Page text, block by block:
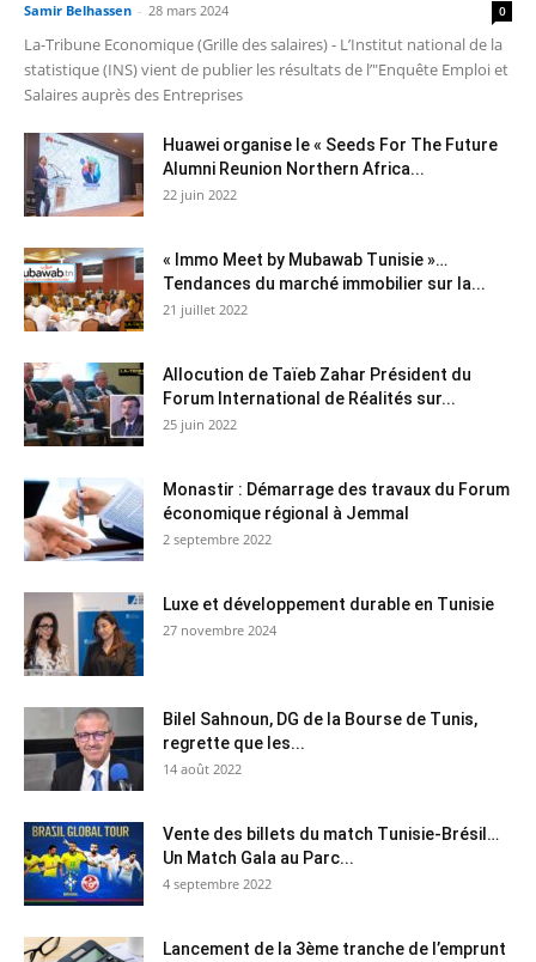
Samir Belhassen - 28 mars 2024 0
La-Tribune Economique (Grille des salaires) - L’Institut national de la
statistique (INS) vient de publier les résultats de l’"Enquête Emploi et
Salaires auprès des Entreprises
Huawei organise le « Seeds For The Future
Alumni Reunion Northern Africa...
22 juin 2022
« Immo Meet by Mubawab Tunisie »…
Tendances du marché immobilier sur la...
21 juillet 2022
Allocution de Taïeb Zahar Président du
Forum International de Réalités sur...
25 juin 2022
Monastir : Démarrage des travaux du Forum
économique régional à Jemmal
2 septembre 2022
Luxe et développement durable en Tunisie
27 novembre 2024
Bilel Sahnoun, DG de la Bourse de Tunis,
regrette que les...
14 août 2022
Vente des billets du match Tunisie-Brésil…
Un Match Gala au Parc...
4 septembre 2022
Lancement de la 3ème tranche de l’emprunt